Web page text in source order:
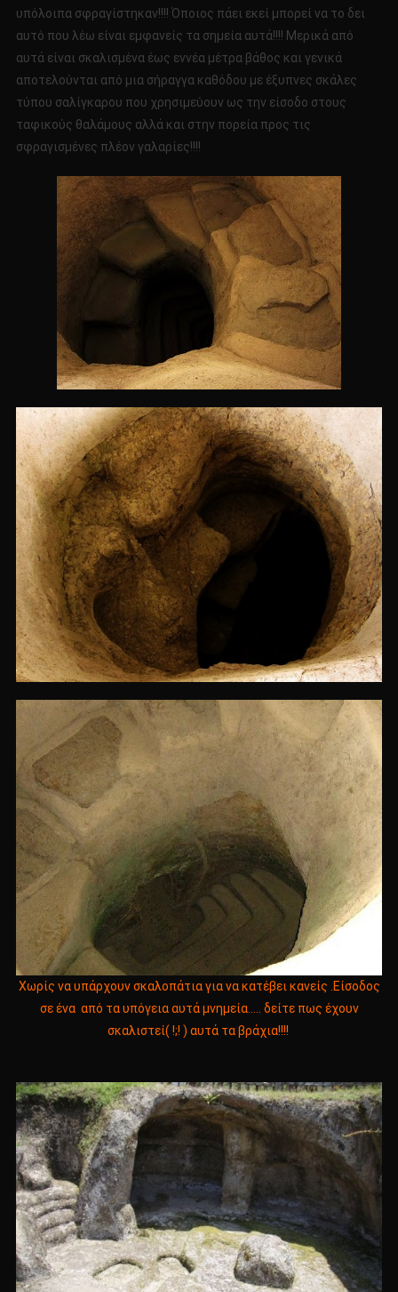
υπόλοιπα σφραγίστηκαν!!!! Όποιος πάει εκεί μπορεί να το δει
αυτό που λέω είναι εμφανείς τα σημεία αυτά!!!! Μερικά από
αυτά είναι σκαλισμένα έως εννέα μέτρα βάθος και γενικά
αποτελούνται από μια σήραγγα καθόδου με έξυπνες σκάλες
τύπου σαλίγκαρου που χρησιμεύουν ως την είσοδο στους
ταφικούς θαλάμους αλλά και στην πορεία προς τις
σφραγισμένες πλέον γαλαρίες!!!!
Χωρίς να υπάρχουν σκαλοπάτια για να κατέβει κανείς .Είσοδος
σε ένα από τα υπόγεια αυτά μνημεία….. δείτε πως έχουν
σκαλιστεί( !;! ) αυτά τα βράχια!!!!